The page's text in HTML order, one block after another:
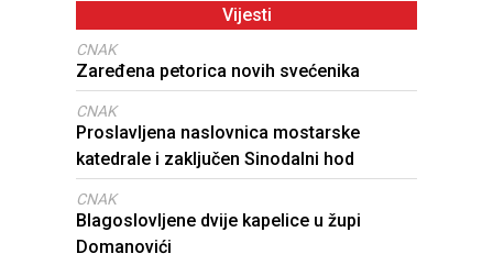
Vijesti
CNAK
Zaređena petorica novih svećenika
CNAK
Proslavljena naslovnica mostarske
katedrale i zaključen Sinodalni hod
CNAK
Blagoslovljene dvije kapelice u župi
Domanovići